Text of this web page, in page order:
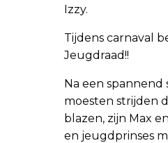
Izzy.
Tijdens carnaval
Jeugdraad!!
Na een
moesten strijden
blazen, zijn Max
en jeugdprinses